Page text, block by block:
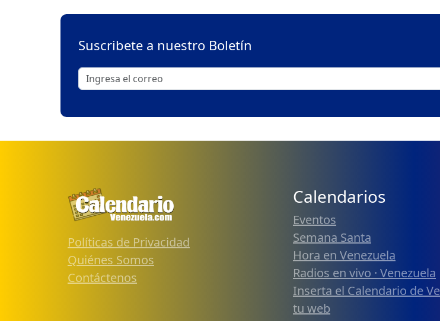
Suscribete a nuestro Boletín
Políticas de Privacidad
Quiénes Somos
Contáctenos
Calendarios
Eventos
Semana Santa
Hora en Venezuela
Radios en vivo · Venezuela
Inserta el Calendario de
tu web